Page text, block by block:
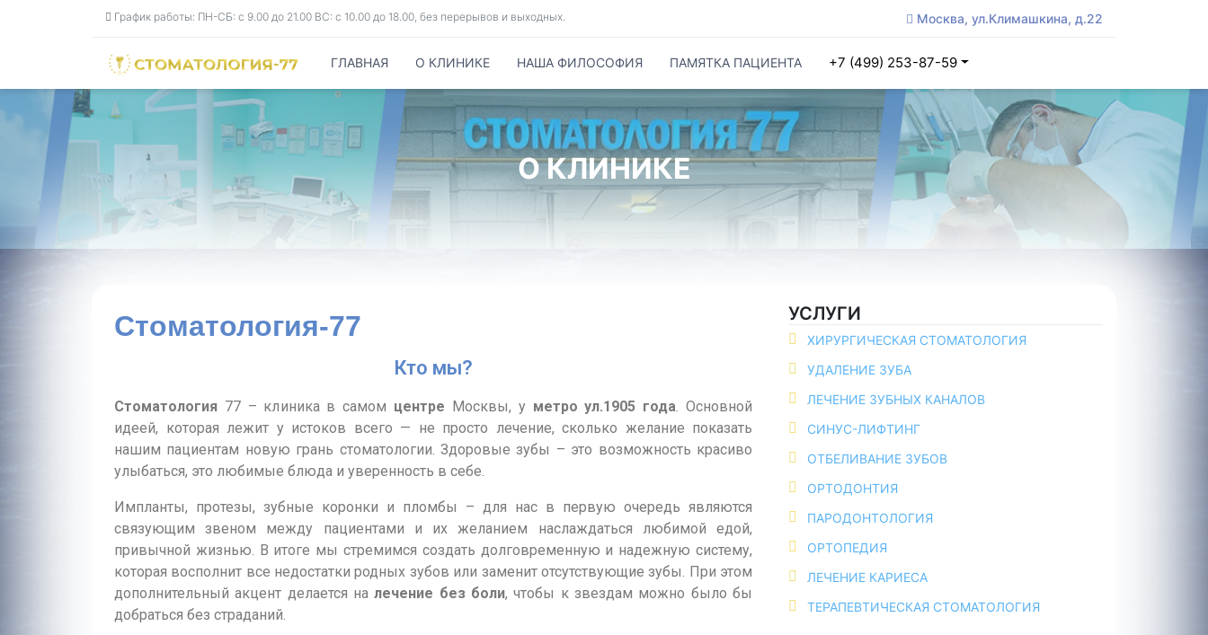
График работы: ПН-СБ: с 9.00 до 21.00 ВС: с 10.00 до 18.00, без перерывов и выходных. Москва, ул.Климашкина, д.22
ГЛАВНАЯ О КЛИНИКЕ НАША ФИЛОСОФИЯ ПАМЯТКА ПАЦИЕНТА +7 (499) 253-87-59
О КЛИНИКЕ
Стоматология-77
Кто мы?
Стоматология 77 – клиника в самом центре Москвы, у метро ул.1905 года . Основной
идеей, которая лежит у истоков всего — не просто лечение, сколько желание показать
нашим пациентам новую грань стоматологии. Здоровые зубы – это возможность красиво
улыбаться, это любимые блюда и уверенность в себе.
Импланты, протезы, зубные коронки и пломбы – для нас в первую очередь являются
связующим звеном между пациентами и их желанием наслаждаться любимой едой,
привычной жизнью. В итоге мы стремимся создать долговременную и надежную систему,
которая восполнит все недостатки родных зубов или заменит отсутствующие зубы. При этом
дополнительный акцент делается налечение без боли, чтобы к звездам можно было бы
добраться без страданий.
УСЛУГИ
ХИРУРГИЧЕСКАЯ СТОМАТОЛОГИЯ
УДАЛЕНИЕ ЗУБА
ЛЕЧЕНИЕ ЗУБНЫХ КАНАЛОВ
СИНУС-ЛИФТИНГ
ОТБЕЛИВАНИЕ ЗУБОВ
ОРТОДОНТИЯ
ПАРОДОНТОЛОГИЯ
ОРТОПЕДИЯ
ЛЕЧЕНИЕ КАРИЕСА
ТЕРАПЕВТИЧЕСКАЯ СТОМАТОЛОГИЯ